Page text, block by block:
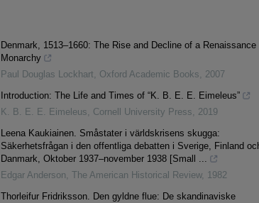
Denmark, 1513–1660: The Rise and Decline of a Renaissance
Monarchy
Paul Douglas Lockhart, Oxford Academic Books, 2007
Introduction: The Life and Times of “K. B. E. E. Eimeleus”
K. B. E. E. Eimeleus, Cornell University Press, 2019
Leena Kaukiainen. Småstater i världskrisens skugga:
Säkerhetsfrågan i den offentliga debatten i Sverige, Finland
Danmark, Oktober 1937–november 1938 [Small ...
Edgar Anderson, The American Historical Review, 1982
Thorleifur Fridriksson. Den gyldne flue: De skandinaviske